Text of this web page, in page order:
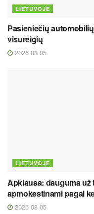
LIETUVOJE
Pasieniečių
visureigių
2026 08 05
LIETUVOJE
Apklausa: dauguma
apmokestinami pagal
2026 08 05